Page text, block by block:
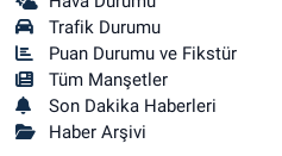
Trafik Durumu
Puan Durumu ve Fikstür
Tüm Manşetler
Son Dakika Haberleri
Haber Arşivi